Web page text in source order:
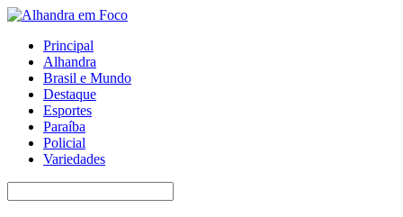
Principal
Alhandra
Brasil e Mundo
Destaque
Esportes
Paraíba
Policial
Variedades